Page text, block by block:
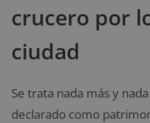
crucero por
ciudad
Se trata nada más y
declarado como